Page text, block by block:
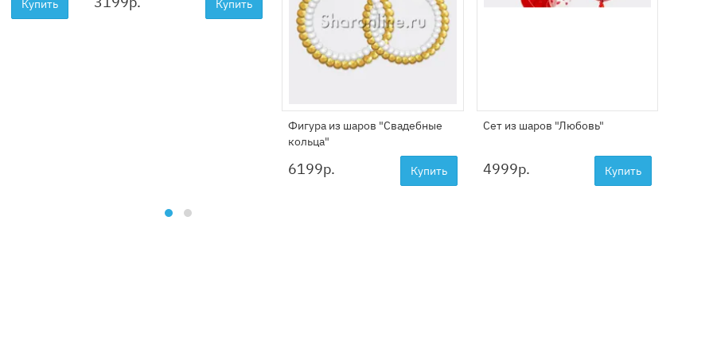
Купить Купить
Фигура из шаров "Свадебные
кольца"
6199р. Купить
Сет из шаров "Любовь"
4999р. Купить